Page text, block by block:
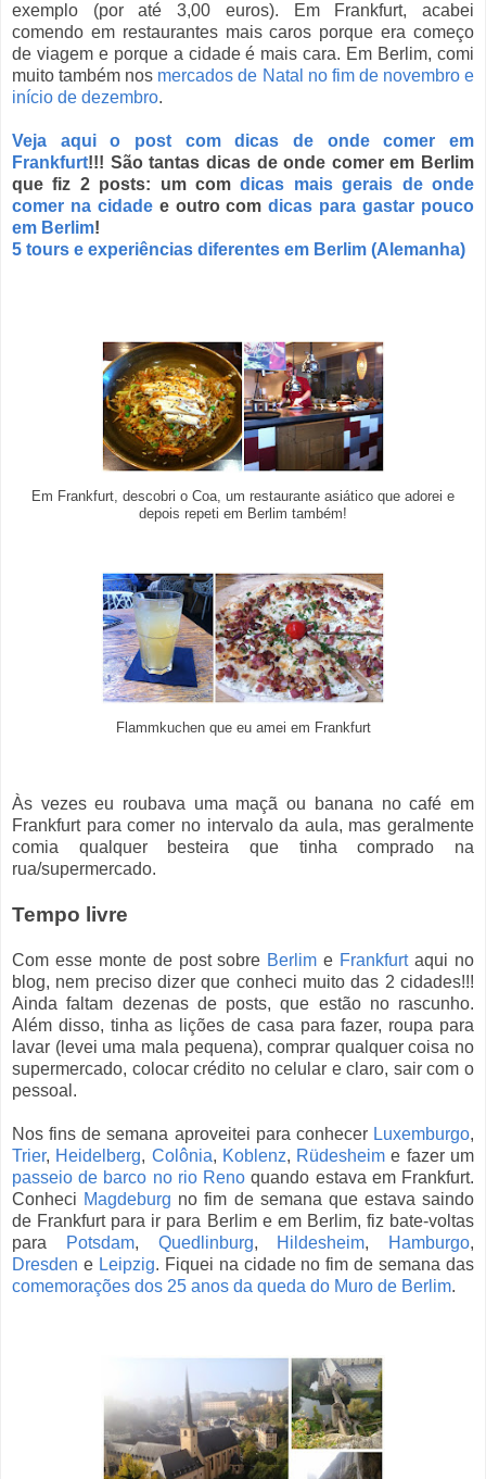
exemplo (por até 3,00 euros). Em Frankfurt, acabei
comendo em restaurantes mais caros porque era começo
de viagem e porque a cidade é mais cara. Em Berlim, comi
muito também nos mercados de Natal no fim de novembro e
início de dezembro.
Veja aqui o post com dicas de onde comer em
Frankfurt!!! São tantas dicas de onde comer em Berlim
que fiz 2 posts: um comdicas mais gerais de onde
comer na cidadee outro comdicas para gastar pouco
em Berlim!
5 tours e experiências diferentes em Berlim (Alemanha)
Em Frankfurt, descobri o Coa, um restaurante asiático que adorei e
depois repeti em Berlim também!
Flammkuchen que eu amei em Frankfurt
Às vezes eu roubava uma maçã ou banana no café em
Frankfurt para comer no intervalo da aula, mas geralmente
comia qualquer besteira que tinha comprado na
rua/supermercado.
Tempo livre
Com esse monte de post sobre Berlim e Frankfurtaqui no
blog, nem preciso dizer que conheci muito das 2 cidades!!!
Ainda faltam dezenas de posts, que estão no rascunho.
Além disso, tinha as lições de casa para fazer, roupa para
lavar (levei uma mala pequena), comprar qualquer coisa no
supermercado, colocar crédito no celular e claro, sair com o
pessoal.
Nos fins de semana aproveitei para conhecer Luxemburgo,
Trier, Heidelberg, Colônia, Koblenz, Rüdesheim e fazer um
passeio de barco no rio Reno quando estava em Frankfurt.
Conheci Magdeburg no fim de semana que estava saindo
de Frankfurt para ir para Berlim e em Berlim, fiz bate-voltas
para
Potsdam, Quedlinburg, Hildesheim, Hamburgo,
Dresden e Leipzig. Fiquei na cidade no fim de semana das
comemorações dos 25 anos da queda do Muro de Berlim.